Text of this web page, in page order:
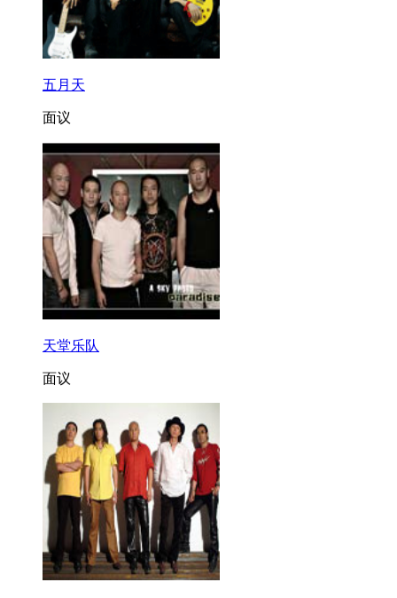
五月天
面议
天堂乐队
面议